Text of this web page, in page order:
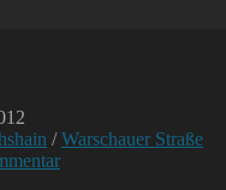
/ Warschauer Straße